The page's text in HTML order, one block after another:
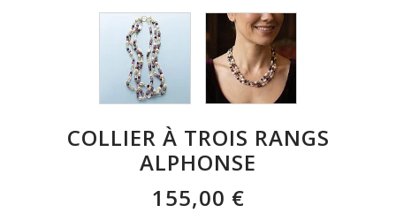
COLLIER À TROIS RANGS
ALPHONSE
155,00 €